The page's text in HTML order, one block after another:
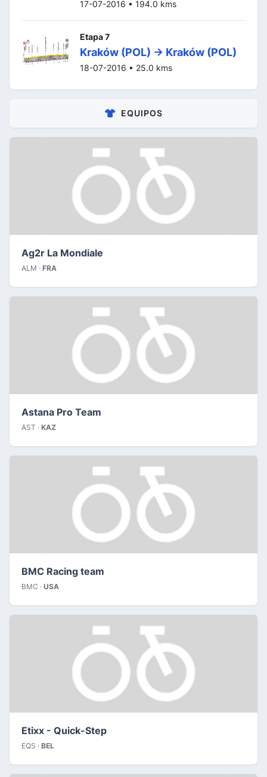
17-07-2016 • 194.0 kms
Etapa 7
Kraków (POL) -> Kraków (POL)
18-07-2016 • 25.0 kms
EQUIPOS
Ag2r La Mondiale
ALM · FRA
Astana Pro Team
AST · KAZ
BMC Racing team
BMC · USA
Etixx - Quick-Step
EQS · BEL